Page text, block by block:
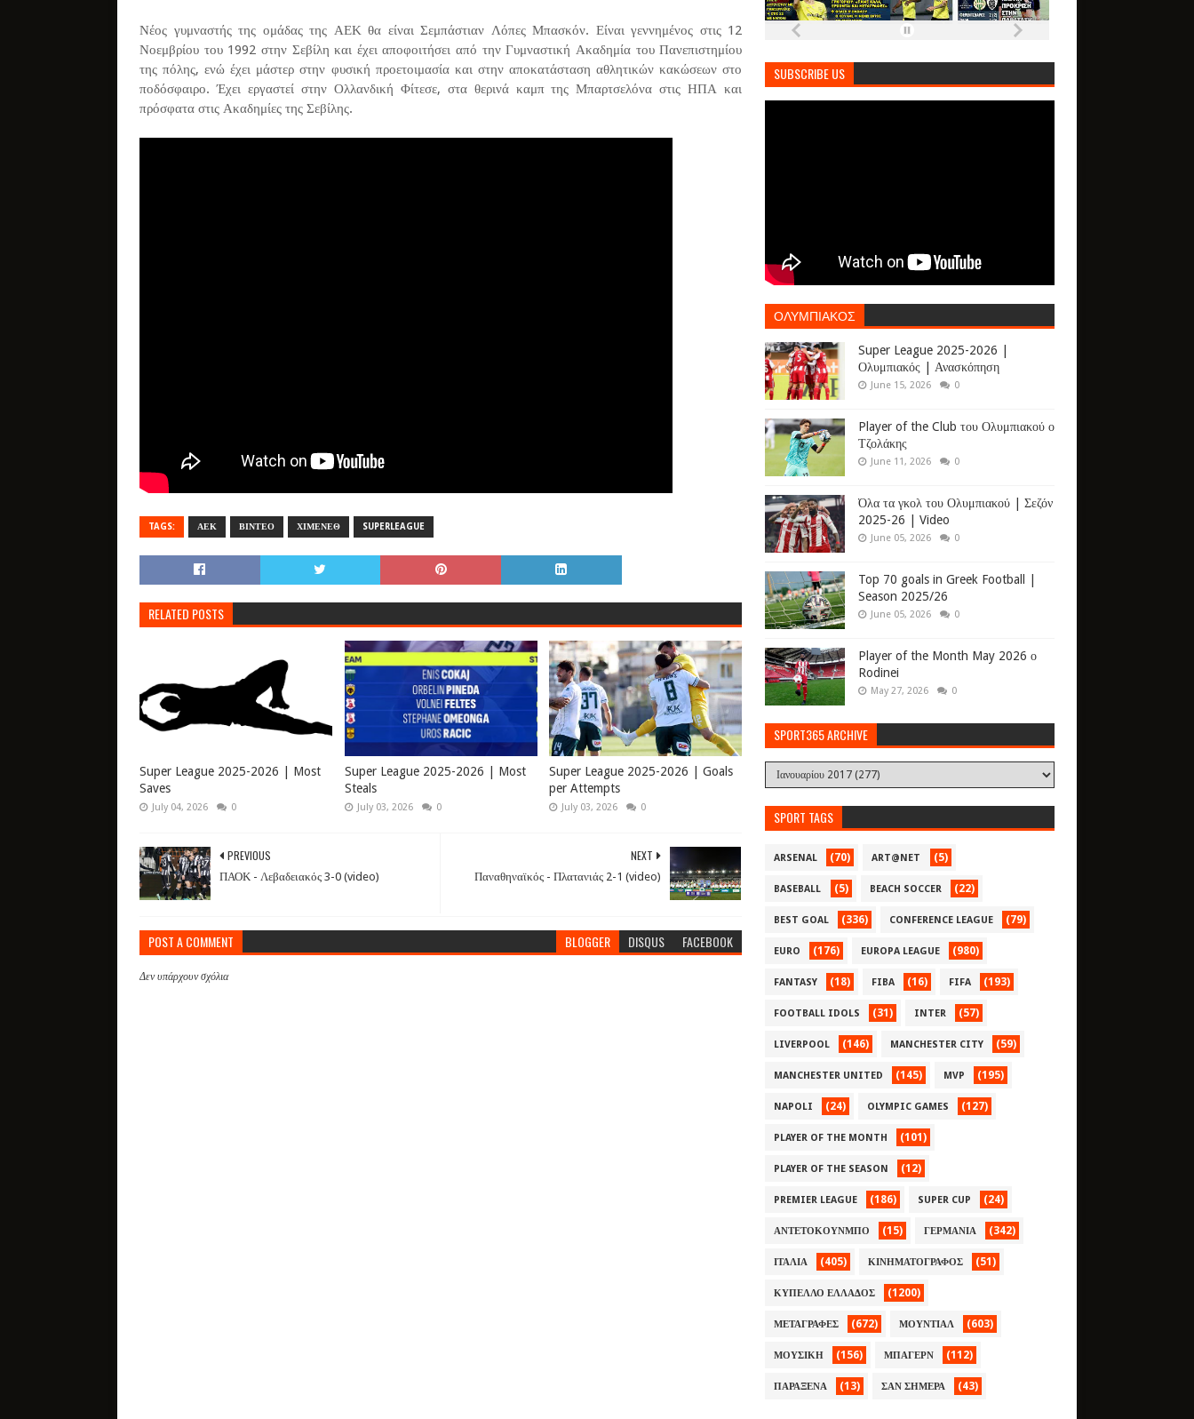
Νέος γυμναστής της ομάδας της ΑΕΚ θα είναι Σεμπάστιαν Λόπες Μπασκόν. Είναι γεννημένος στις 12
Νοεμβρίου του 1992 στην Σεβίλη και έχει αποφοιτήσει από την Γυμναστική Ακαδημία του Πανεπιστημίου
της πόλης, ενώ έχει μάστερ στην φυσική προετοιμασία και στην αποκατάσταση αθλητικών κακώσεων στο
ποδόσφαιρο. Έχει εργαστεί στην Ολλανδική Φίτεσε, στα θερινά καμπ της Μπαρτσελόνα στις ΗΠΑ και
πρόσφατα στις Ακαδημίες της Σεβίλης.
TAGS: ΑΕΚ ΒΙΝΤΕΟ ΧΙΜΕΝΕΘ SUPERLEAGUE
RELATED POSTS
Super League 2025-2026 | Most
Saves
July 04, 2026 0
Super League 2025-2026 | Most
Steals
July 03, 2026 0
Super League 2025-2026 | Goals
per Attempts
July 03, 2026 0
NEXT
Παναθηναϊκός - Πλατανιάς 2-1 (video)
PREVIOUS
ΠΑΟΚ - Λεβαδειακός 3-0 (video)
POST A COMMENT BLOGGER DISQUS FACEBOOK
Δεν υπάρχουν σχόλια
SUBSCRIBE US
ΟΛΥΜΠΙΑΚΟΣ
Super League 2025-2026 |
Ολυμπιακός | Ανασκόπηση
June 15, 2026 0
Player of the Club του Ολυμπιακού ο
Τζολάκης
June 11, 2026 0
Όλα τα γκολ του Ολυμπιακού | Σεζόν
2025-26 | Video
June 05, 2026 0
Top 70 goals in Greek Football |
Season 2025/26
June 05, 2026 0
Player of the Month May 2026 ο
Rodinei
May 27, 2026 0
SPORT365 ARCHIVE
SPORT TAGS
ARSENAL (70) ART@NET (5)
BASEBALL (5) BEACH SOCCER (22)
BEST GOAL (336) CONFERENCE LEAGUE (79)
EURO (176) EUROPA LEAGUE (980)
FANTASY (18) FIBA (16) FIFA (193)
FOOTBALL IDOLS (31) INTER (57)
LIVERPOOL (146) MANCHESTER CITY (59)
MANCHESTER UNITED (145) MVP (195)
NAPOLI (24) OLYMPIC GAMES (127)
PLAYER OF THE MONTH (101)
PLAYER OF THE SEASON (12)
PREMIER LEAGUE (186) SUPER CUP (24)
ΑΝΤΕΤΟΚΟΥΝΜΠΟ (15) ΓΕΡΜΑΝΙΑ (342)
ΙΤΑΛΙΑ (405) ΚΙΝΗΜΑΤΟΓΡΑΦΟΣ (51)
ΚΥΠΕΛΛΟ ΕΛΛΑΔΟΣ (1200)
ΜΕΤΑΓΡΑΦΕΣ (672) ΜΟΥΝΤΙΑΛ (603)
ΜΟΥΣΙΚΗ (156) ΜΠΑΓΕΡΝ (112)
ΠΑΡΑΞΕΝΑ (13) ΣΑΝ ΣΗΜΕΡΑ (43)